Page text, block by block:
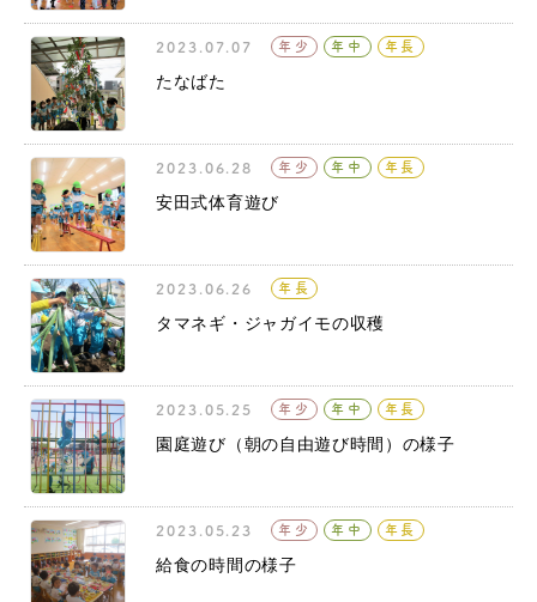
2023.07.07 年少 年中 年長
たなばた
2023.06.28 年少 年中 年長
安田式体育遊び
2023.06.26 年長
タマネギ・ジャガイモの収穫
2023.05.25 年少 年中 年長
園庭遊び（朝の自由遊び時間）の様子
2023.05.23 年少 年中 年長
給食の時間の様子